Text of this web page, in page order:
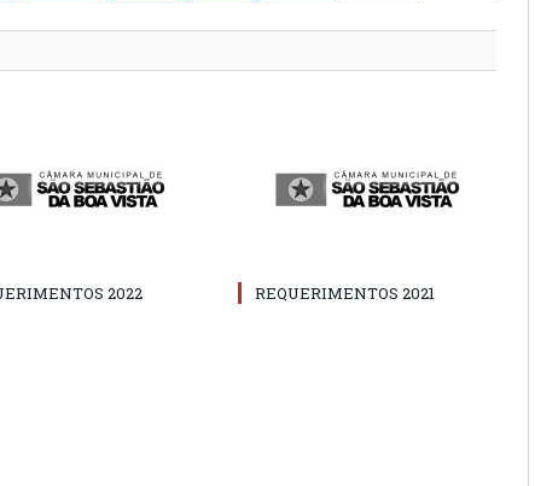
2022 REQUERIMENTOS 2021